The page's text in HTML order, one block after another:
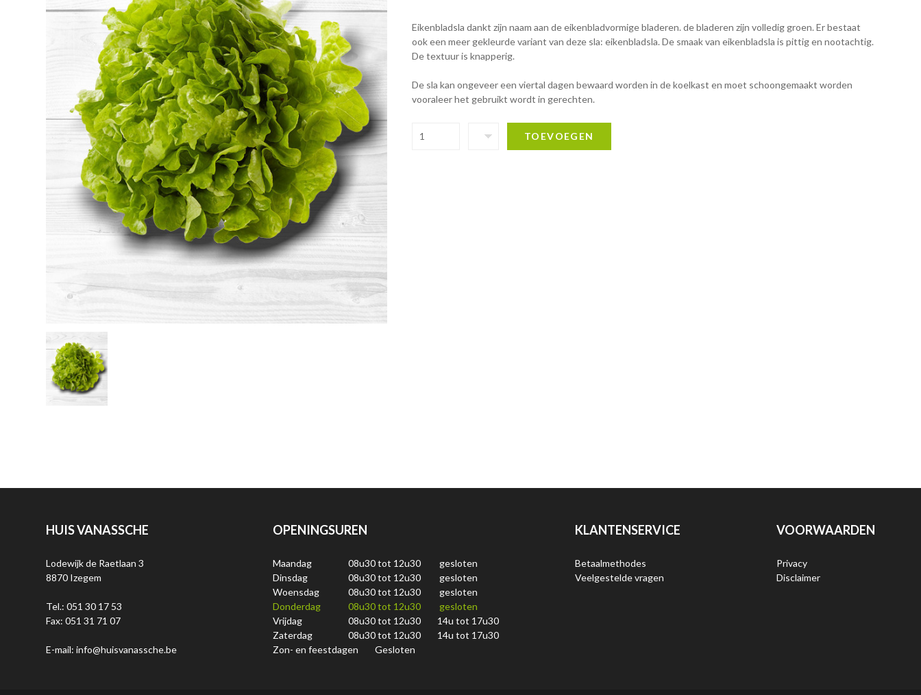
Eikenbladsla dankt zijn naam aan de eikenbladvormige bladeren. de bladeren zijn volledig groen. Er bestaat
ook een meer gekleurde variant van deze sla: eikenbladsla. De smaak van eikenbladsla is pittig en nootachtig.
De textuur is knapperig.
De sla kan ongeveer een viertal dagen bewaard worden in de koelkast en moet schoongemaakt worden
vooraleer het gebruikt wordt in gerechten.
TOEVOEGEN
HUIS VANASSCHE
Lodewijk de Raetlaan 3
8870 Izegem
Tel.: 051 30 17 53
Fax: 051 31 71 07
E-mail: info@huisvanassche.be
OPENINGSUREN
Maandag 08u30 tot 12u30
gesloten
Dinsdag
08u30 tot 12u30
gesloten
Woensdag
08u30 tot 12u30
gesloten
Donderdag
08u30 tot 12u30
gesloten
Vrijdag
08u30 tot 12u30
14u tot 17u30
Zaterdag
08u30 tot 12u30
14u tot 17u30
Zon- en feestdagen
Gesloten
KLANTENSERVICE
Betaalmethodes
Veelgestelde vragen
VOORWAARDEN
Privacy
Disclaimer